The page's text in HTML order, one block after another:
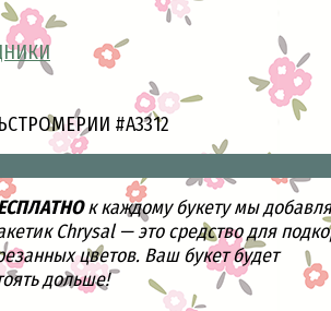
#A3312
к каждому букету мы
Chrysal — это средство для
цветов. Ваш букет будет
дольше!